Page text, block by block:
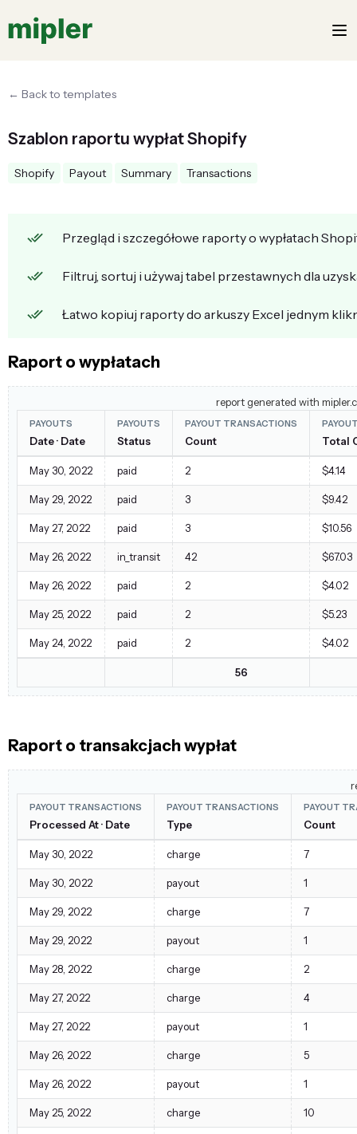
← Back to templates
Szablon raportu wypłat Shopify
Shopify Payout Summary Transactions
Przegląd i szczegółowe raporty o wypłatach
Filtruj, sortuj i używaj tabel przestawnych dla
Łatwo kopiuj raporty do arkuszy Excel jednym
Raport o wypłatach
PAYOUTS
Date · Date
PAYOUTS
Status
PAYOUT TRANSACTIONS
Count Total
May 30, 2022 paid 2 $4.14
May 29, 2022 paid 3 $9.42
May 27, 2022 paid 3 $10.56
May 26, 2022 in_transit 42 $67.03
May 26, 2022 paid 2 $4.02
May 25, 2022 paid 2 $5.23
May 24, 2022 paid 2 $4.02
56
report generated with
Raport o transakcjach wypłat
PAYOUT TRANSACTIONS
Processed At · Date
PAYOUT TRANSACTIONS
Type
PAYOUT
Count
May 30, 2022 charge 7
May 30, 2022 payout 1
May 29, 2022 charge 7
May 29, 2022 payout 1
May 28, 2022 charge 2
May 27, 2022 charge 4
May 27, 2022 payout 1
May 26, 2022 charge 5
May 26, 2022 payout 1
May 25, 2022 charge 10